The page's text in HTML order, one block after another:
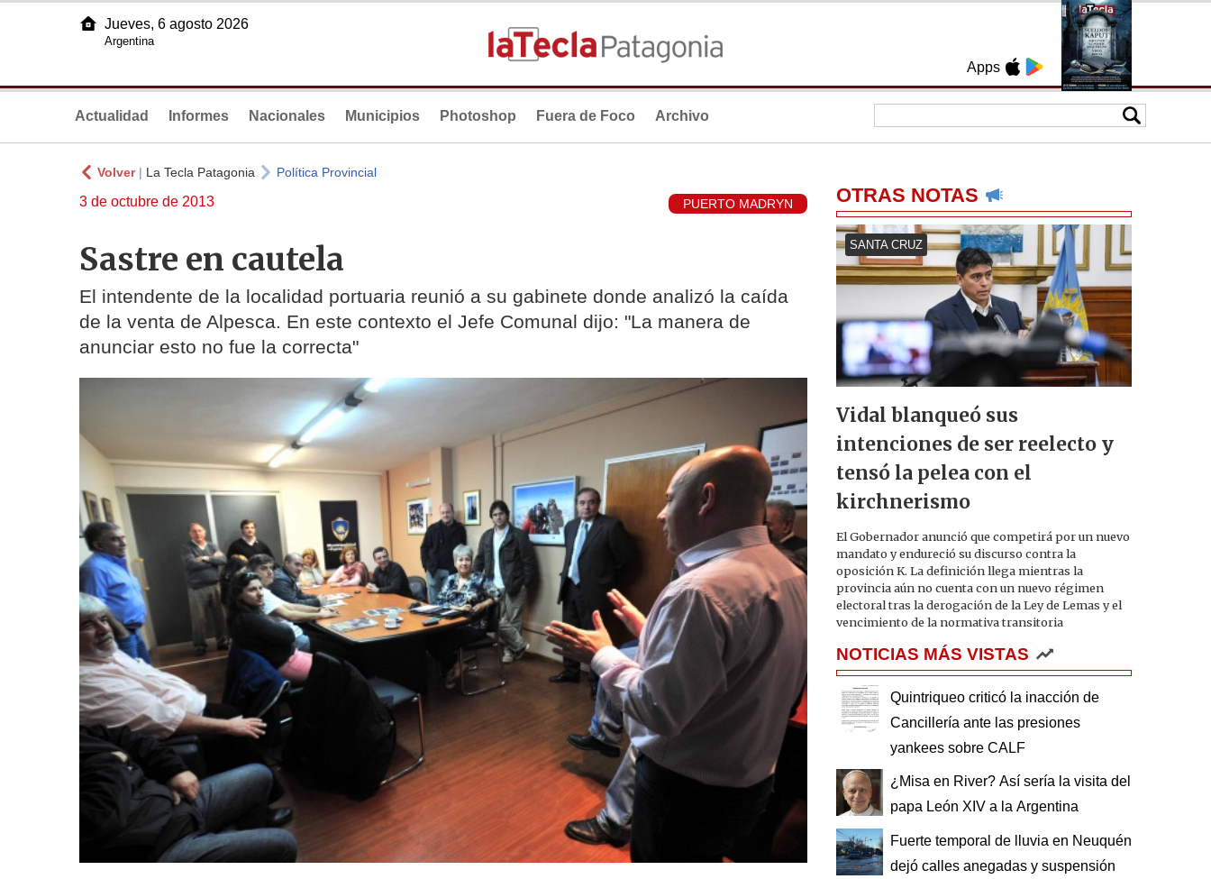
Apps
Jueves, 6 agosto 2026
Argentina
Actualidad Informes Nacionales Municipios Photoshop Fuera de Foco Archivo
Volver| La Tecla Patagonia Política Provincial
3 de octubre de 2013 PUERTO MADRYN
Sastre en cautela
El intendente de la localidad portuaria reunió a su gabinete donde analizó la caída
de la venta de Alpesca. En este contexto el Jefe Comunal dijo: "La manera de
anunciar esto no fue la correcta"
OTRAS NOTAS
SANTA CRUZ
Vidal blanqueó sus
intenciones de ser reelecto y
tensó la pelea con el
kirchnerismo
El Gobernador anunció que competirá por un nuevo
mandato y endureció su discurso contra la
oposición K. La definición llega mientras la
provincia aún no cuenta con un nuevo régimen
electoral tras la derogación de la Ley de Lemas y el
vencimiento de la normativa transitoria
NOTICIAS MÁS VISTAS
Quintriqueo criticó la inacción de
Cancillería ante las presiones
yankees sobre CALF
¿Misa en River? Así sería la visita del
papa León XIV a la Argentina
Fuerte temporal de lluvia en Neuquén
dejó calles anegadas y suspensión